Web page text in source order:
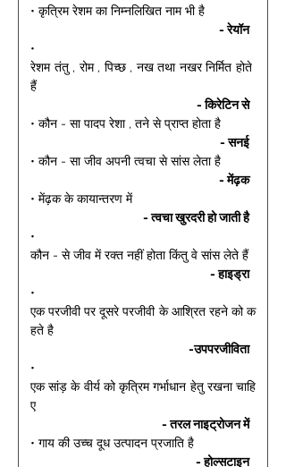
• कृत्रिम रेशम का निम्नलिखित नाम भी है
- रेयॉन
•
रेशम तंतु , रोम , पिच्छ , नख तथा नखर निर्मित होते
हैं
- किरेटिन से
• कौन - सा पादप रेशा , तने से प्राप्त होता है
- सनई
• कौन - सा जीव अपनी त्वचा से सांस लेता है
- मेंढ़क
• मेंढ़क के कायान्तरण में
- त्वचा खुरदरी हो जाती है
•
कौन - से जीव में रक्त नहीं होता किंतु वे सांस लेते हैं
- हाइड्रा
•
एक परजीवी पर दूसरे परजीवी के आश्रित रहने को क
हते है
-उपपरजीविता
•
एक सांड़ के वीर्य को कृत्रिम गर्भाधान हेतु रखना चाहि
ए
- तरल नाइट्रोजन में
• गाय की उच्च दूध उत्पादन प्रजाति है
- होल्सटाइन